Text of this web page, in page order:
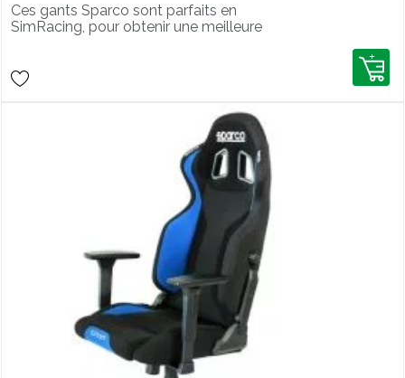
Ces gants Sparco sont parfaits en
SimRacing, pour obtenir une meilleure